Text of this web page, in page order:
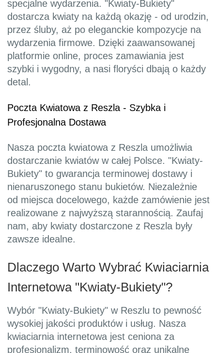
specjalne wydarzenia. "Kwiaty-Bukiety"
dostarcza kwiaty na każdą okazję - od urodzin,
przez śluby, aż po eleganckie kompozycje na
wydarzenia firmowe. Dzięki zaawansowanej
platformie online, proces zamawiania jest
szybki i wygodny, a nasi floryści dbają o każdy
detal.
Poczta Kwiatowa z Reszla - Szybka i
Profesjonalna Dostawa
Nasza poczta kwiatowa z Reszla umożliwia
dostarczanie kwiatów w całej Polsce. "Kwiaty-
Bukiety" to gwarancja terminowej dostawy i
nienaruszonego stanu bukietów. Niezależnie
od miejsca docelowego, każde zamówienie jest
realizowane z najwyższą starannością. Zaufaj
nam, aby kwiaty dostarczone z Reszla były
zawsze idealne.
Dlaczego Warto Wybrać Kwiaciarnia
Internetowa "Kwiaty-Bukiety"?
Wybór "Kwiaty-Bukiety" w Reszlu to pewność
wysokiej jakości produktów i usług. Nasza
kwiaciarnia internetowa jest ceniona za
profesjonalizm, terminowość oraz unikalne